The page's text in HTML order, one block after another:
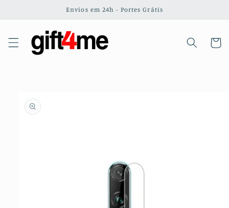
conteúdo
Envios em 24h - Portes Grátis
informação
do produto